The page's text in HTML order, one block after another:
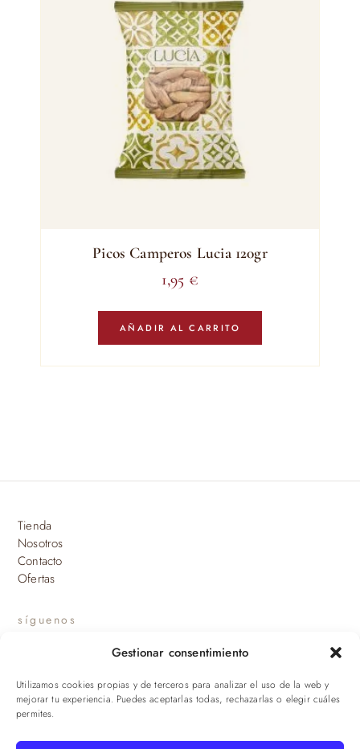
Gestionar consentimiento
Utilizamos cookies propias y de terceros para analizar el uso de la web y
mejorar tu experiencia. Puedes aceptarlas todas, rechazarlas o elegir cuáles
permites.
Picos Camperos Lucia 120gr
1,95 €
AÑADIR AL CARRITO
Tienda
Nosotros
Contacto
Ofertas
síguenos
suscríbete a nuestras novedades